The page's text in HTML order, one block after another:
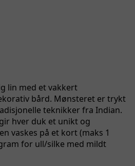
lin med et vakkert
bård. Mønsteret er trykt
teknikker fra Indian.
hver duk et unikt og
vaskes på et kort (maks 1
for ull/silke med mildt